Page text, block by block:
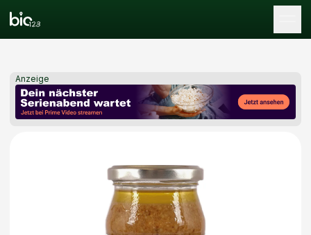
Anzeige